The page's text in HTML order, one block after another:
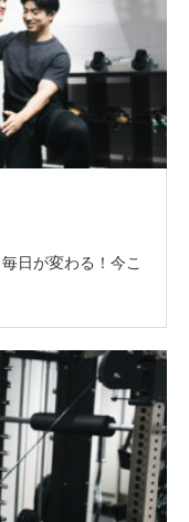
日が変わる！今こ